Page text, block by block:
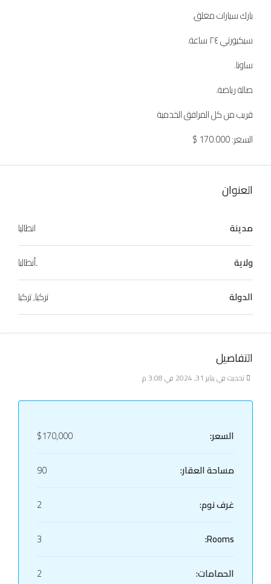
بارك سيارات مغلق.
سيكيورتي ٢٤ ساعة.
ساونا.
صالة رياضة.
قريب من كل المرافق الخدمية
السعر: 170.000 $
العنوان
مدينة
انطاليا
ولاية
ِأنطاليا
الدولة
تركيا, تركيا
التفاصيل
تحديث في يناير 31, 2024 في 3:08 م
السعر:
$170,000
مساحة العقار:
90
غرف نوم:
2
Rooms:
3
الحمامات:
2